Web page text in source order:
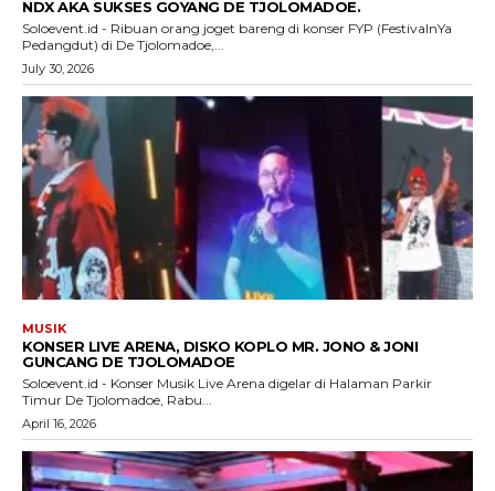
NDX AKA SUKSES GOYANG DE TJOLOMADOE.
Soloevent.id - Ribuan orang joget bareng di konser FYP (FestivalnYa
Pedangdut) di De Tjolomadoe,...
July 30, 2026
MUSIK
KONSER LIVE ARENA, DISKO KOPLO MR. JONO & JONI
GUNCANG DE TJOLOMADOE
Soloevent.id - Konser Musik Live Arena digelar di Halaman Parkir
Timur De Tjolomadoe, Rabu...
April 16, 2026